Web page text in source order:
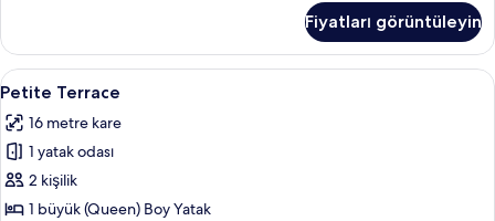
Oda
hakkında
daha
detay
Fiyatları görüntüleyin
Petite
Terrace
için
tüm
fotoğrafları
görün
Petite Terrace | Ücretsiz minibar
6
Petite Terrace
16 metre kare
1 yatak odası
2 kişilik
1 büyük (Queen) Boy Yatak